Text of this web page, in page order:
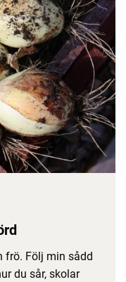
frö. Följ min sådd
du sår, skolar